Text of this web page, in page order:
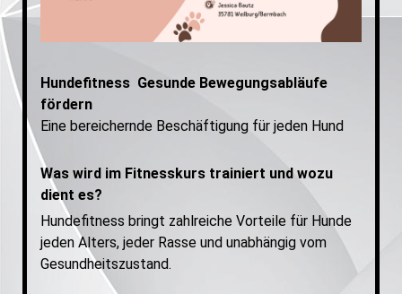
Hundefitness Gesunde Bewegungsabläufe
fördern
Eine bereichernde Beschäftigung für jeden Hund
Was wird im Fitnesskurs trainiert und wozu
dient es?
Hundefitness bringt zahlreiche Vorteile für Hunde
jeden Alters, jeder Rasse und unabhängig vom
Gesundheitszustand.